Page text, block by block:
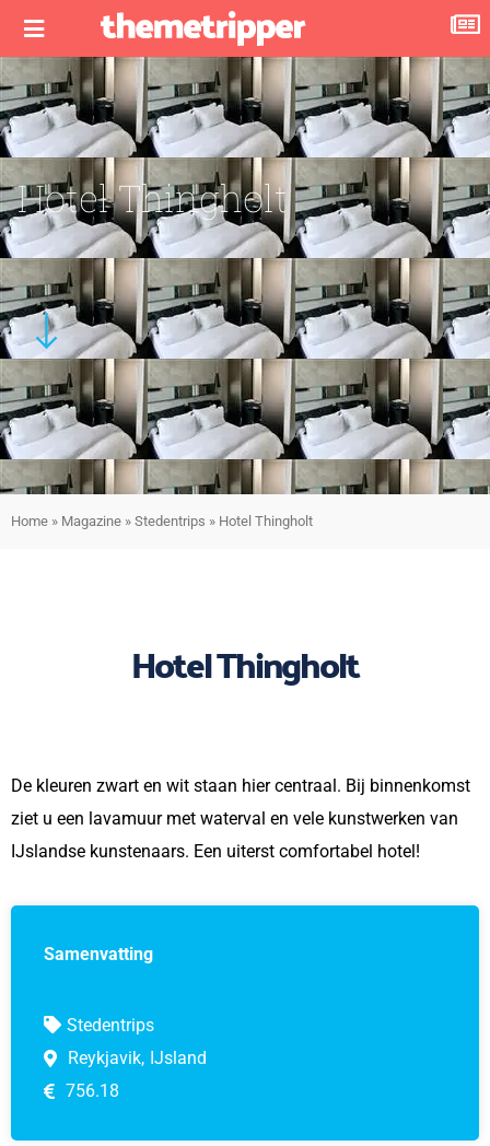
Hotel Thingholt
Home » Magazine » Stedentrips » Hotel Thingholt
Hotel Thingholt
De kleuren zwart en wit staan hier centraal. Bij binnenkomst
ziet u een lavamuur met waterval en vele kunstwerken van
IJslandse kunstenaars. Een uiterst comfortabel hotel!
Samenvatting
Stedentrips
Reykjavik, IJsland
756.18